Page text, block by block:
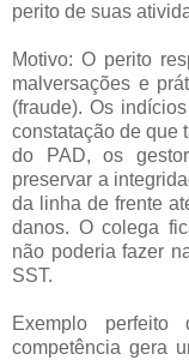
perito de suas
Motivo: O perito
malversações e
(fraude). Os
constatação de que
do PAD, os
preservar a
da linha de frente
danos. O colega
não poderia fazer
SST.
Exemplo perfeito
competência gera